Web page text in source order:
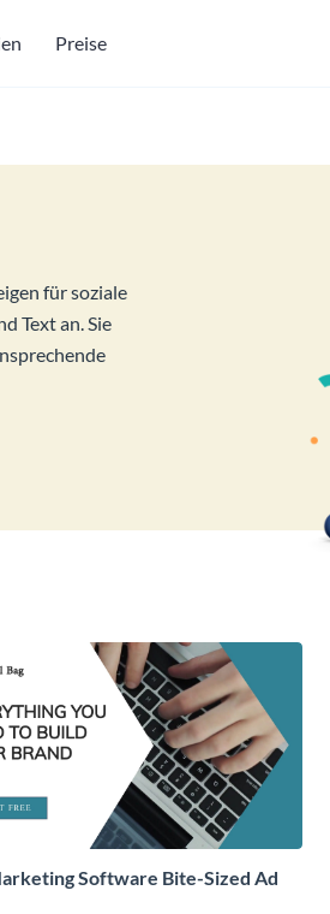
Preise
für soziale
Text an. Sie
Software Bite-Sized Ad